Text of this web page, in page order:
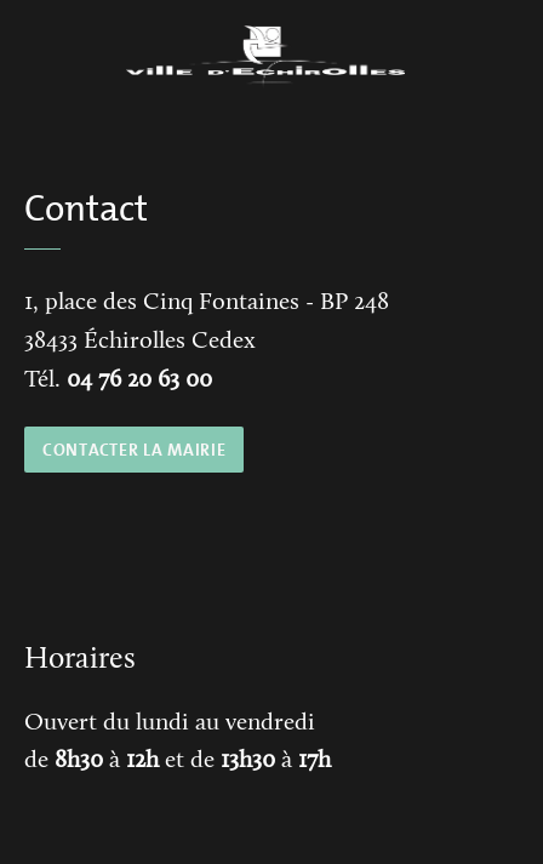
Contact
1, place des Cinq Fontaines - BP 248
38433 Échirolles Cedex
Tél. 04 76 20 63 00
CONTACTER LA MAIRIE
Horaires
Ouvert du lundi au vendredi
de 8h30 à 12het de 13h30 à 17h